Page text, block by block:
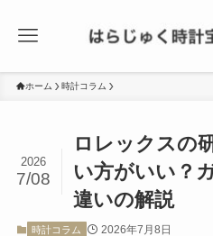
ホーム 時計コラム
ロレックスの
い方がいい？
違いの解説
2026
7/08
時計コラム 2026年7月8日